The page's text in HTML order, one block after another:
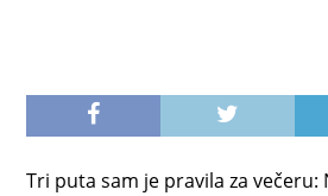
Tri puta sam je pravila za